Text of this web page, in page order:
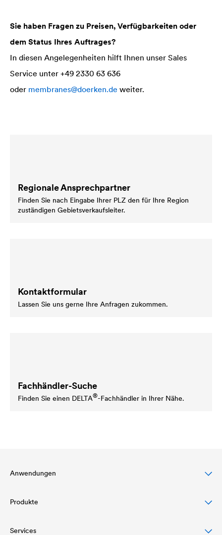
Sie haben Fragen zu Preisen, Verfügbarkeiten oder
dem Status Ihres Auftrages?
In diesen Angelegenheiten hilft Ihnen unser Sales
Service unter +49 2330 63 636
oder membranes@doerken.de weiter.
Regionale Ansprechpartner
Finden Sie nach Eingabe Ihrer PLZ den für Ihre Region
zuständigen Gebietsverkaufsleiter.
Kontaktformular
Lassen Sie uns gerne Ihre Anfragen zukommen.
Fachhändler-Suche
Finden Sie einen DELTA®-Fachhändler in Ihrer Nähe.
Anwendungen
Steildachschutz
Fassadenschutz & -gestaltung
Produkte
Dachbahnen
Services